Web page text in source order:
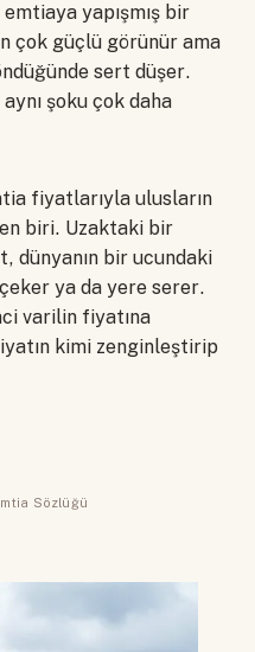
yapışmış bir
çok güçlü görünür ama
sert düşer.
şoku çok daha
fiyatlarıyla ulusların
biri. Uzaktaki bir
dünyanın bir ucundaki
ya da yere serer.
varilin fiyatına
kimi zenginleştirip
Sözlüğü